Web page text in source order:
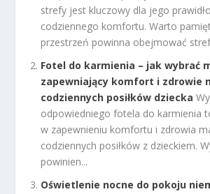
strefy jest kluczowy dla jego
codziennego komfortu. Warto
przestrzeń powinna obejmować
Fotel do karmienia – jak wybrać
zapewniający komfort i zdrowie
codziennych posiłków dziecka
odpowiedniego fotela do karmienia
w zapewnieniu komfortu i zdrowia
codziennych posiłków z dzieckiem.
powinien...
Oświetlenie nocne do pokoju